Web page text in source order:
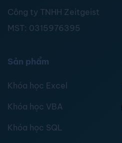
Công ty TNHH Zeitgeist
MST: 0315976395
Sản phẩm
Khóa học Excel
Khóa học VBA
Khóa học SQL